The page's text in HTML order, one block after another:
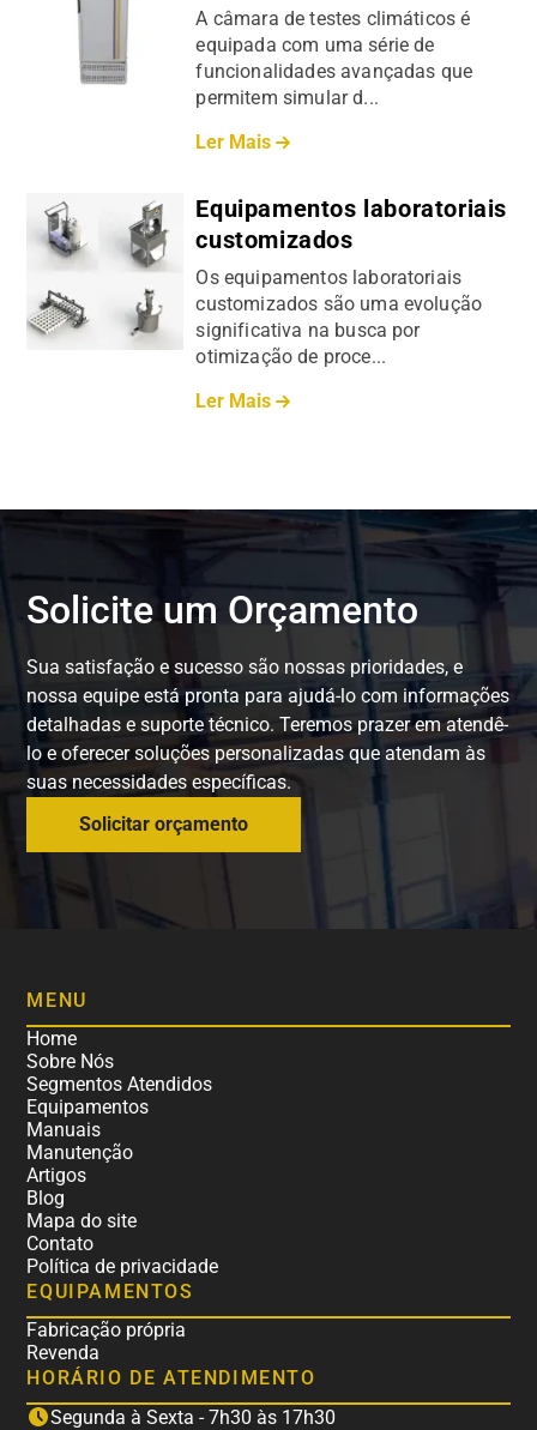
A câmara de testes climáticos é
equipada com uma série de
funcionalidades avançadas que
permitem simular d...
Ler Mais
Equipamentos laboratoriais
customizados
Os equipamentos laboratoriais
customizados são uma evolução
significativa na busca por
otimização de proce...
Ler Mais
Solicite um Orçamento
Sua satisfação e sucesso são nossas prioridades, e
nossa equipe está pronta para ajudá-lo com informações
detalhadas e suporte técnico. Teremos prazer em atendê-
lo e oferecer soluções personalizadas que atendam às
suas necessidades específicas.
Solicitar orçamento
MENU
Home
Sobre Nós
Segmentos Atendidos
Equipamentos
Manuais
Manutenção
Artigos
Blog
Mapa do site
Contato
Política de privacidade
EQUIPAMENTOS
Fabricação própria
Revenda
HORÁRIO DE ATENDIMENTO
Segunda à Sexta - 7h30 às 17h30